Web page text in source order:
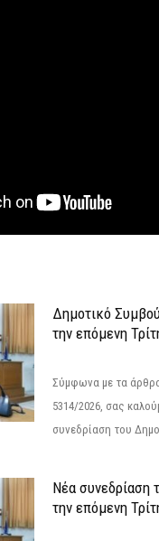
Δημοτικό
την επόμενη
Σύμφωνα με τα
5314/2026, σας
συνεδρίαση του
Νέα συνεδρίαση
την επόμενη